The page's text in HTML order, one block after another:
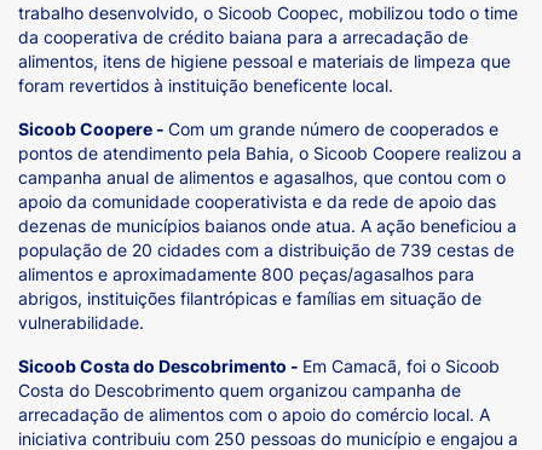
trabalho desenvolvido, o Sicoob Coopec, mobilizou todo o time
da cooperativa de crédito baiana para a arrecadação de
alimentos, itens de higiene pessoal e materiais de limpeza que
foram revertidos à instituição beneficente local.
Sicoob Coopere - Com um grande número de cooperados e
pontos de atendimento pela Bahia, o Sicoob Coopere realizou a
campanha anual de alimentos e agasalhos, que contou com o
apoio da comunidade cooperativista e da rede de apoio das
dezenas de municípios baianos onde atua. A ação beneficiou a
população de 20 cidades com a distribuição de 739 cestas de
alimentos e aproximadamente 800 peças/agasalhos para
abrigos, instituições filantrópicas e famílias em situação de
vulnerabilidade.
Sicoob Costa do Descobrimento - Em Camacã, foi o Sicoob
Costa do Descobrimento quem organizou campanha de
arrecadação de alimentos com o apoio do comércio local. A
iniciativa contribuiu com 250 pessoas do município e engajou a